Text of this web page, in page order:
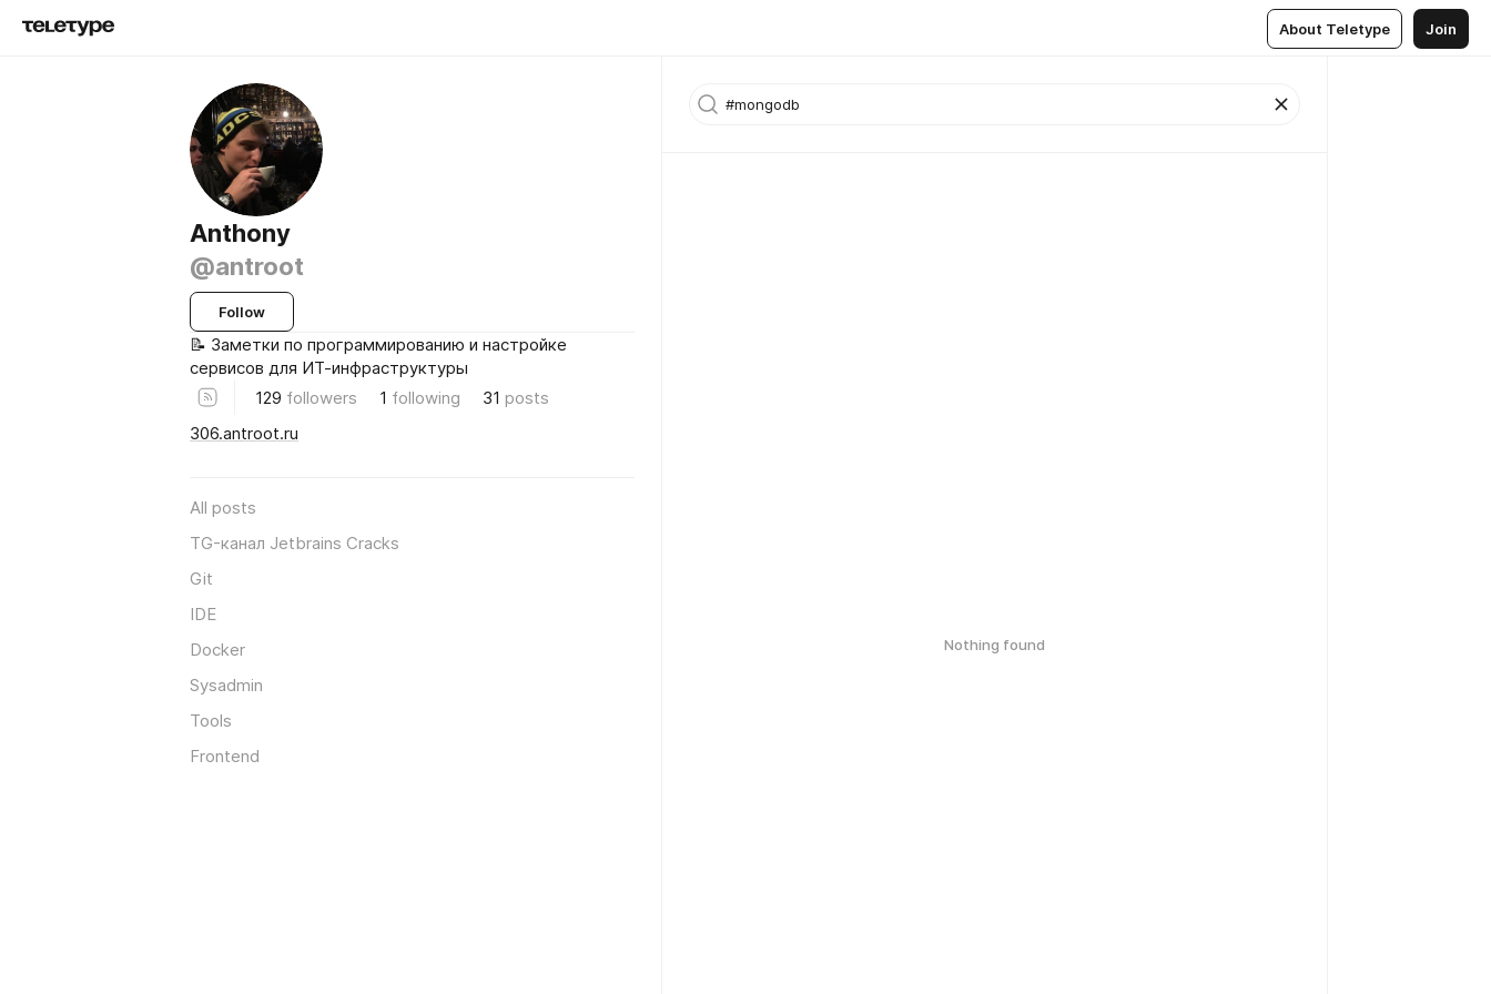
About Teletype Join
Anthony
@antroot
Follow
📝 Заметки по программированию и настройке
сервисов для ИТ-инфраструктуры
129 followers 1 following 31 posts
306.antroot.ru
All posts
TG-канал Jetbrains Cracks
Git
IDE
Docker
Sysadmin
Tools
Frontend
Nothing found